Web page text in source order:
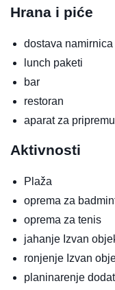
Hrana i piće
dostava namirnica
lunch paketi
bar
restoran
aparat za
Aktivnosti
Plaža
oprema za
oprema za tenis
jahanje Izvan
ronjenje Izvan
planinarenje